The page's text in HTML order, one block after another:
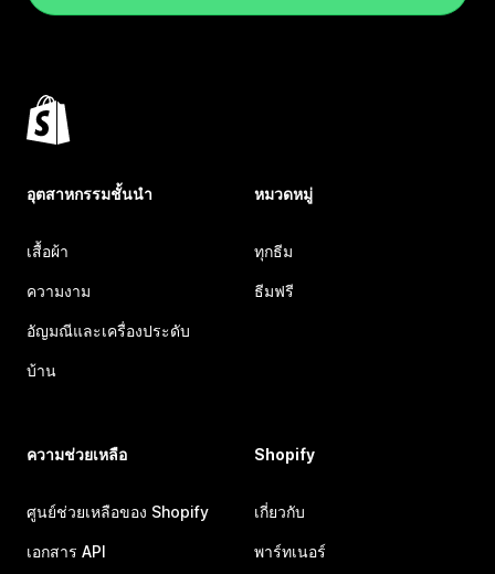
อุตสาหกรรมชั้นนำ
เสื้อผ้า
ความงาม
อัญมณีและเครื่องประดับ
บ้าน
หมวดหมู่
ทุกธีม
ธีมฟรี
ความช่วยเหลือ
ศูนย์ช่วยเหลือของ Shopify
เอกสาร API
Shopify
เกี่ยวกับ
พาร์ทเนอร์